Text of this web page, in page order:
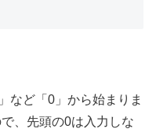
など「0」から始まりま
、先頭の0は入力しな